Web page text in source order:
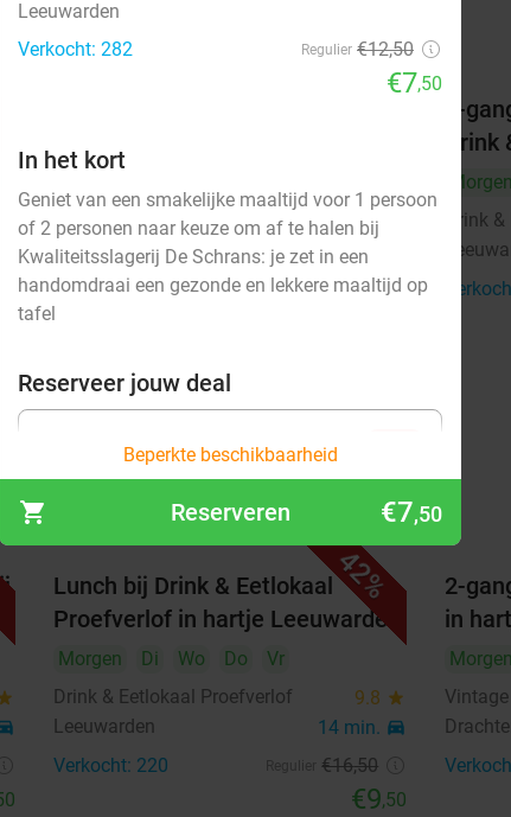
46%
gangen keuzelunch in
Leeuwarden
Ma Di Wo Do
Vr
De Kleine Wielen
9.4star
Leeuwarden
3-
Morgen
Drink
42%
Lunch bij Drink & Eetlokaal
Proefverlof in hartje Leeuwarden
Morgen Di Wo Do
Vr
Drink & Eetlokaal Proefverlof
9.8 star
Leeuwarden 14 min. directions_car
Verkocht: 220 €16,50
€9,50
2-
in
Morgen
Leeuwarden
Verkocht: 282
Regulier €12,50
€7,50
In het kort
Geniet van een smakelijke maaltijd voor 1 persoon
of 2 personen naar keuze om af te halen bij
Kwaliteitsslagerij De Schrans: je zet in een
handomdraai een gezonde en lekkere maaltijd op
tafel
Reserveer jouw deal
Voor 1 persoon: Halve kip-
Verkocht: 147 €7,50
Voor 2 personen:
Maaltijdmenu met vlees naar
keuze
40%
Verkocht: 135 €20,95 €12,50
Beschikbaarheid
Beperkte beschikbaarheid
Reserveren €7,50